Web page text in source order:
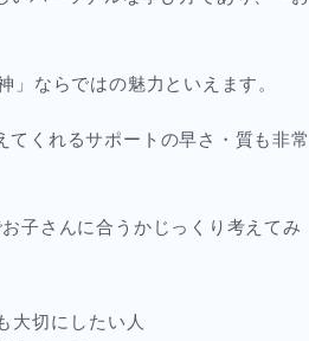
」ならではの魅力といえます。
てくれるサポートの早さ・質も非常
お子さんに合うかじっくり考えてみ
大切にしたい人